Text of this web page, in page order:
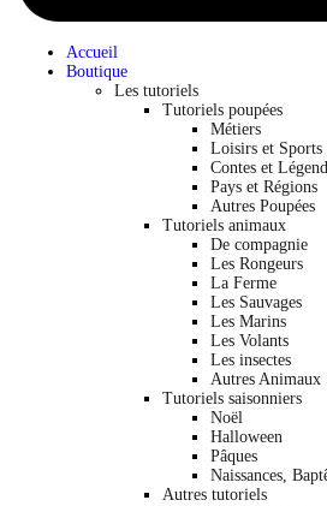
Accueil
Boutique
Les tutoriels
Tutoriels poupées
Métiers
Loisirs et Sports
Contes et
Pays et Régions
Autres Poupées
Tutoriels animaux
De compagnie
Les Rongeurs
La Ferme
Les Sauvages
Les Marins
Les Volants
Les insectes
Autres Animaux
Tutoriels saisonniers
Noël
Halloween
Pâques
Naissances,
Autres tutoriels